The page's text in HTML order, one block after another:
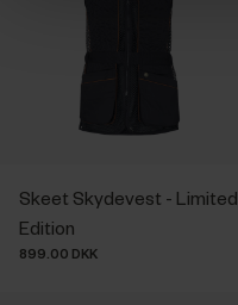
Skeet Skydevest - Limited
Edition
899.00 DKK